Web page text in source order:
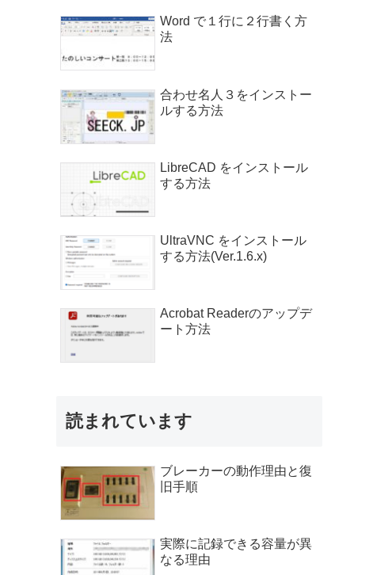
Word で１行に２行書く方
法
合わせ名人３をインストー
ルする方法
LibreCAD をインストール
する方法
UltraVNC をインストール
する方法(Ver.1.6.x)
Acrobat Readerのアップデ
ート方法
読まれています
ブレーカーの動作理由と復
旧手順
実際に記録できる容量が異
なる理由